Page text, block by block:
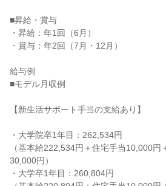
■昇給・賞与
・昇給：年1回（6月）
・賞与：年2回（7月・12月）
給与例
■モデル月収例
【新生活サポート手当の支給あり】
・大学院卒1年目：262,534円
（基本給222,534円＋住宅手当10,000円
30,000円）
・大学卒1年目：260,804円